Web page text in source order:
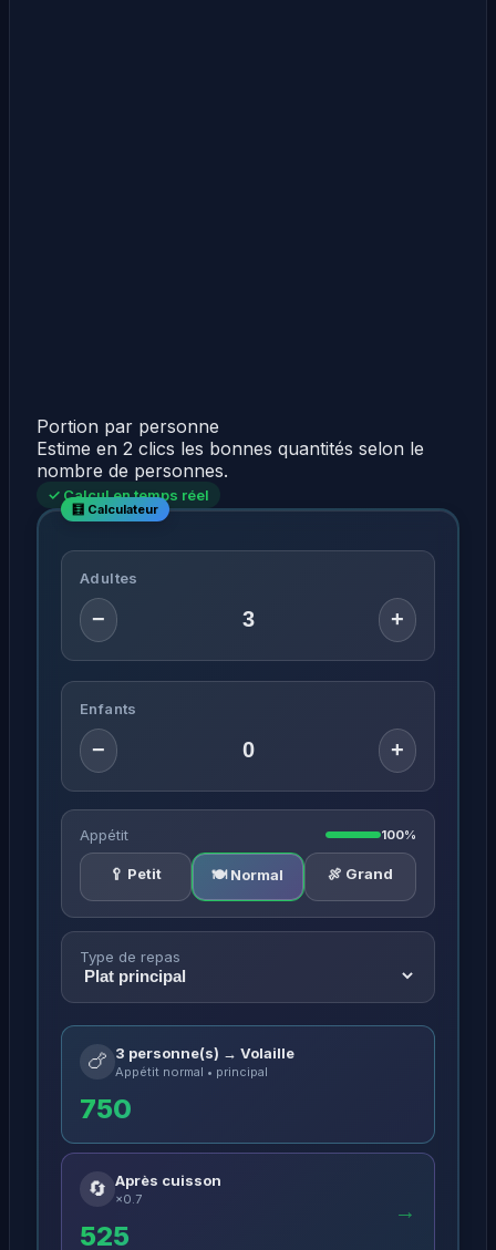
Portion par personne
Estime en 2 clics les bonnes quantités selon le
nombre de personnes.
✓ Calcul en temps réel
Adultes
− +
Enfants
− +
Appétit 100%
🥄 Petit 🍽️ Normal 🍖 Grand
Type de repas
🍗 3 personne(s) → Volaille
Appétit normal • principal
750
🔄 Après cuisson
×0.7
525
→